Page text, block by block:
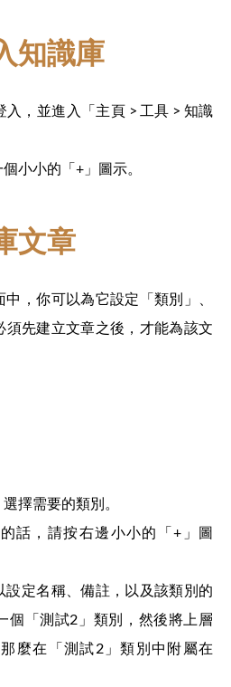
知識庫
，並進入「主頁 > 工具 > 知識
小小的「+」圖示。
文章
，你可以為它設定「類別」、
須先建立文章之後，才能為該文
擇需要的類別。
話，請按右邊小小的「+」圖
設定名稱、備註，以及該類別的
個「測試2」類別，然後將上層
麼在「測試2」類別中附屬在